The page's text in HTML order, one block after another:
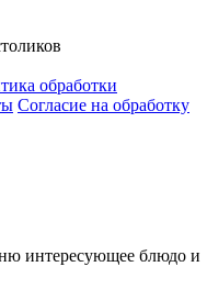
обработки
Согласие на обработку
интересующее блюдо и